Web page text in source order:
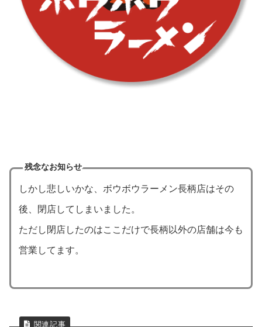
残念なお知らせ
しかし悲しいかな、ボウボウラーメン長柄店はその
後、閉店してしまいました。
ただし閉店したのはここだけで長柄以外の店舗は今も
営業してます。